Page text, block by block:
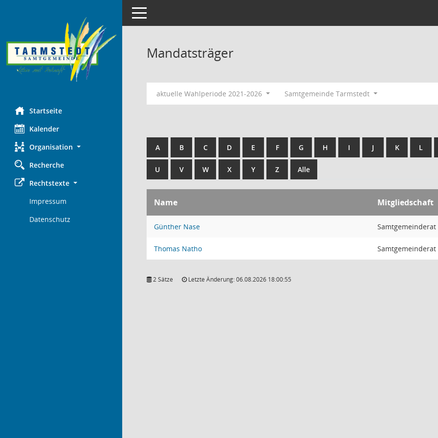
Startseite
Kalender
Organisation
Recherche
Rechtstexte
Impressum
Datenschutz
Toggle navigation
Mandatsträger
aktuelle Wahlperiode 2021-2026 Samtgemeinde Tarmstedt
A B C D E F G H I J K L
U V W X Y Z Alle
Name Mitgliedschaft
Günther Nase Samtgemeinderat
Thomas Natho Samtgemeinderat
2 Sätze Letzte Änderung: 06.08.2026 18:00:55